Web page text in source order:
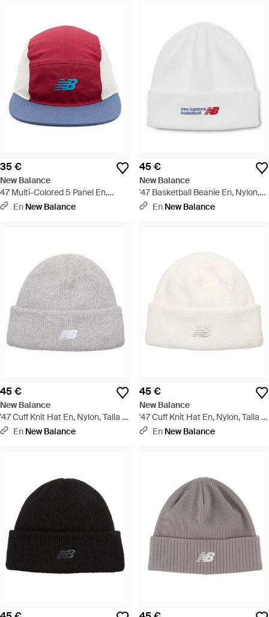
35 €
New Balance
47 Multi-Colored 5 Panel En,
Nylon, Talla - Rojo
En New Balance
45 €
New Balance
'47 Basketball Beanie En, Nylon,
Talla - Blanco
En New Balance
45 €
New Balance
'47 Cuff Knit Hat En, Nylon, Talla -
GrisEn New Balance
45 €
New Balance
'47 Cuff Knit Hat En, Nylon, Talla -
Blanco
En New Balance